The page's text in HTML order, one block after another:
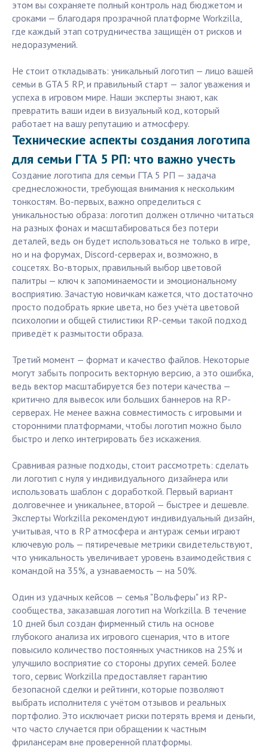
этом вы сохраняете полный контроль над бюджетом и
сроками — благодаря прозрачной платформе Workzilla,
где каждый этап сотрудничества защищён от рисков и
недоразумений.
Не стоит откладывать: уникальный логотип — лицо вашей
семьи в GTA 5 RP, и правильный старт — залог уважения и
успеха в игровом мире. Наши эксперты знают, как
превратить ваши идеи в визуальный код, который
работает на вашу репутацию и атмосферу.
Технические аспекты создания логотипа
для семьи ГТА 5 РП: что важно учесть
Создание логотипа для семьи ГТА 5 РП — задача
среднесложности, требующая внимания к нескольким
тонкостям. Во-первых, важно определиться с
уникальностью образа: логотип должен отлично читаться
на разных фонах и масштабироваться без потери
деталей, ведь он будет использоваться не только в игре,
но и на форумах, Discord-серверах и, возможно, в
соцсетях. Во-вторых, правильный выбор цветовой
палитры — ключ к запоминаемости и эмоциональному
восприятию. Зачастую новичкам кажется, что достаточно
просто подобрать яркие цвета, но без учёта цветовой
психологии и общей стилистики RP-семьи такой подход
приведёт к размытости образа.
Третий момент — формат и качество файлов. Некоторые
могут забыть попросить векторную версию, а это ошибка,
ведь вектор масштабируется без потери качества —
критично для вывесок или больших баннеров на RP-
серверах. Не менее важна совместимость с игровыми и
сторонними платформами, чтобы логотип можно было
быстро и легко интегрировать без искажения.
Сравнивая разные подходы, стоит рассмотреть: сделать
ли логотип с нуля у индивидуального дизайнера или
использовать шаблон с доработкой. Первый вариант
долговечнее и уникальнее, второй — быстрее и дешевле.
Эксперты Workzilla рекомендуют индивидуальный дизайн,
учитывая, что в RP атмосфера и антураж семьи играют
ключевую роль — пятиречевые метрики свидетельствуют,
что уникальность увеличивает уровень взаимодействия с
командой на 35%, а узнаваемость — на 50%.
Один из удачных кейсов — семья "Вольферы" из RP-
сообщества, заказавшая логотип на Workzilla. В течение
10 дней был создан фирменный стиль на основе
глубокого анализа их игрового сценария, что в итоге
повысило количество постоянных участников на 25% и
улучшило восприятие со стороны других семей. Более
того, сервис Workzilla предоставляет гарантию
безопасной сделки и рейтинги, которые позволяют
выбрать исполнителя с учётом отзывов и реальных
портфолио. Это исключает риски потерять время и деньги,
что часто случается при обращении к частным
фрилансерам вне проверенной платформы.